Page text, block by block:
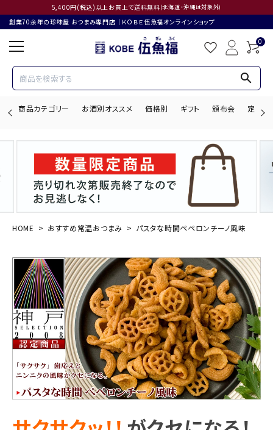
5,400円(税込)以上お買上で送料無料(北海道・沖縄は対象外)
創業70余年の珍味屋 おつまみ専門店│ＫＯＢＥ伍魚福オンラインショップ
0
search
商品カテゴリー お酒別オススメ 価格別 ギフト 頒布会 定期購
search
ACCOUNT MENU
商品カテゴリー
お酒別オススメ
価格別
お問い合わせ
HOME おすすめ常温おつまみ パスタな時間ペペロンチーノ風味